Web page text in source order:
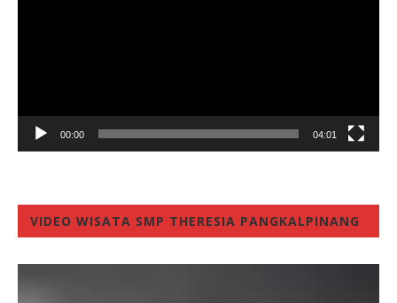
00:00 04:01
VIDEO WISATA SMP THERESIA PANGKALPINANG